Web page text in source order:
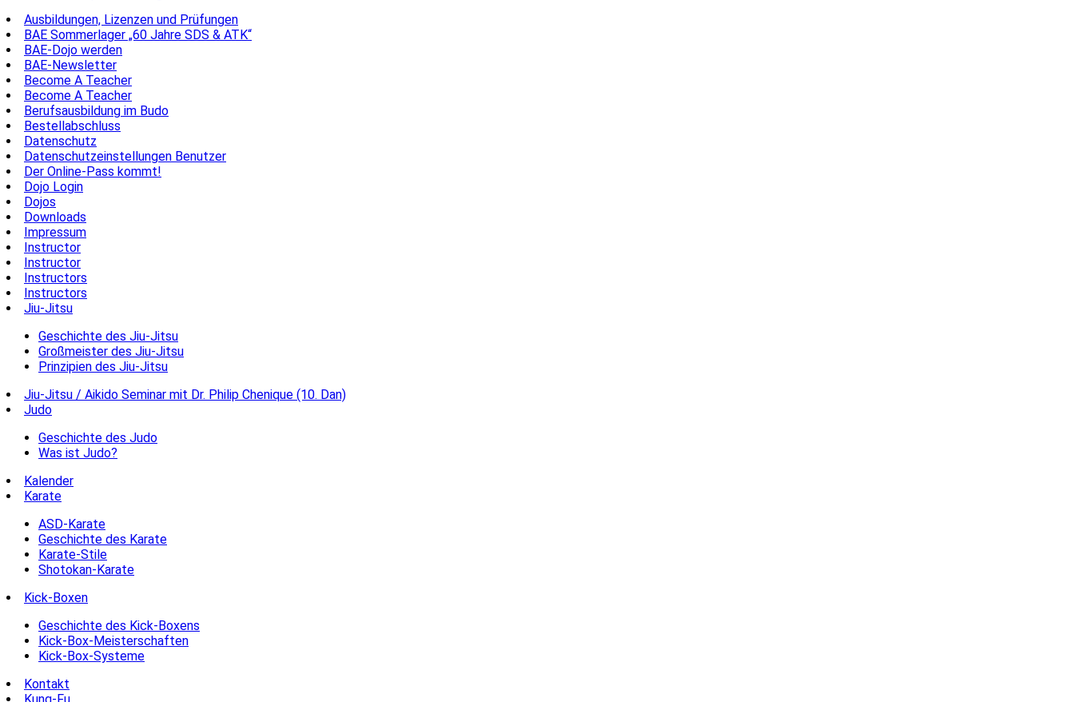
Ausbildungen, Lizenzen und Prüfungen
BAE Sommerlager „60 Jahre SDS & ATK“
BAE-Dojo werden
BAE-Newsletter
Become A Teacher
Become A Teacher
Berufsausbildung im Budo
Bestellabschluss
Datenschutz
Datenschutzeinstellungen Benutzer
Der Online-Pass kommt!
Dojo Login
Dojos
Downloads
Impressum
Instructor
Instructor
Instructors
Instructors
Jiu-Jitsu
Geschichte des Jiu-Jitsu
Großmeister des Jiu-Jitsu
Prinzipien des Jiu-Jitsu
Jiu-Jitsu / Aikido Seminar mit Dr. Philip Chenique (10. Dan)
Judo
Geschichte des Judo
Was ist Judo?
Kalender
Karate
ASD-Karate
Geschichte des Karate
Karate-Stile
Shotokan-Karate
Kick-Boxen
Geschichte des Kick-Boxens
Kick-Box-Meisterschaften
Kick-Box-Systeme
Kontakt
Kung-Fu